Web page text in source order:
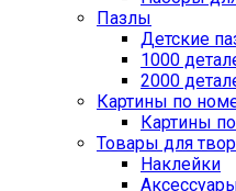
Пазлы
Детские
1000
2000
Картины по
Картины
Товары для
Наклейки